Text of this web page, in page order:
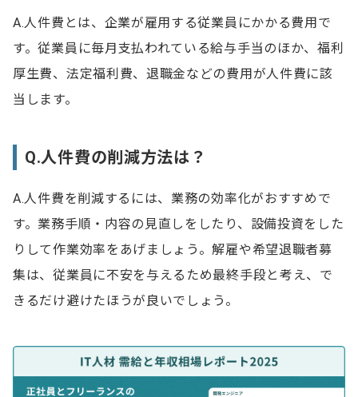
A.人件費とは、企業が雇用する従業員にかかる費用で
す。従業員に毎月支払われている給与手当のほか、福利
厚生費、法定福利費、退職金などの費用が人件費に該
当します。
Q.人件費の削減方法は？
A.人件費を削減するには、業務の効率化がおすすめで
す。業務手順・内容の見直しをしたり、設備投資をした
りして作業効率をあげましょう。解雇や希望退職者募
集は、従業員に不安を与えるため最終手段と考え、で
きるだけ避けたほうが良いでしょう。